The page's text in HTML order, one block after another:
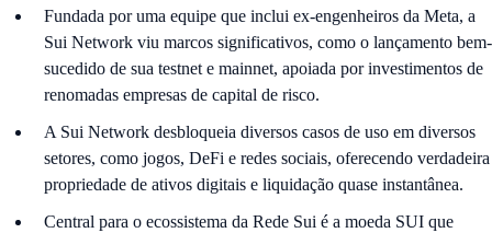
Fundada por uma equipe que inclui ex-engenheiros da Meta, a
Sui Network viu marcos significativos, como o lançamento bem-
sucedido de sua testnet e mainnet, apoiada por investimentos de
renomadas empresas de capital de risco.
A Sui Network desbloqueia diversos casos de uso em diversos
setores, como jogos, DeFi e redes sociais, oferecendo verdadeira
propriedade de ativos digitais e liquidação quase instantânea.
Central para o ecossistema da Rede Sui é a moeda SUI que